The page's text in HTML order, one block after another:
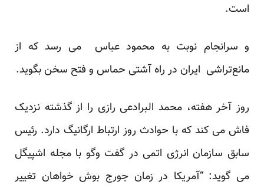
است.
و سرانجام نوبت به محمود عباس می رسد که از
مانع‌تراشی ایران در راه آشتی حماس و فتح سخن بگوید.
روز آخر هفته، محمد البرادعی رازی را از گذشته نزدیک
فاش می کند که با حوادث روز ارتباط ارگانیگ دارد. رئیس
سابق سازمان انرژی اتمی در گفت وگو با مجله اشپیگل
می گوید: “آمریکا در زمان جورج بوش خواهان تغییر